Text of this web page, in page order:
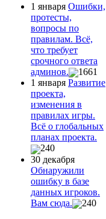
1 января Ошибки,
протесты,
вопросы по
правилам. Всё,
что требует
срочного ответа
админов.
1661
1 января Развитие
проекта,
изменения в
правилах игры.
Всё о глобальных
планах проекта.
240
30 декабря
Обнаружили
ошибку в базе
данных игроков.
Вам сюда.
240